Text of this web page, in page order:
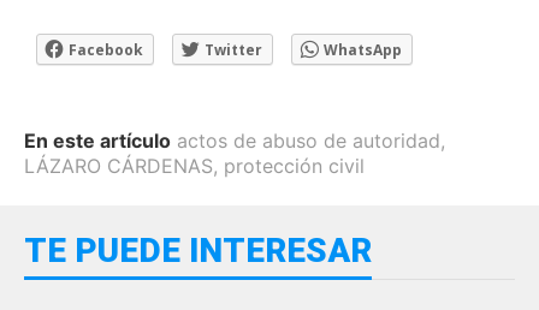
Facebook Twitter WhatsApp
En este artículo actos de abuso de autoridad,
LÁZARO CÁRDENAS, protección civil
TE PUEDE INTERESAR